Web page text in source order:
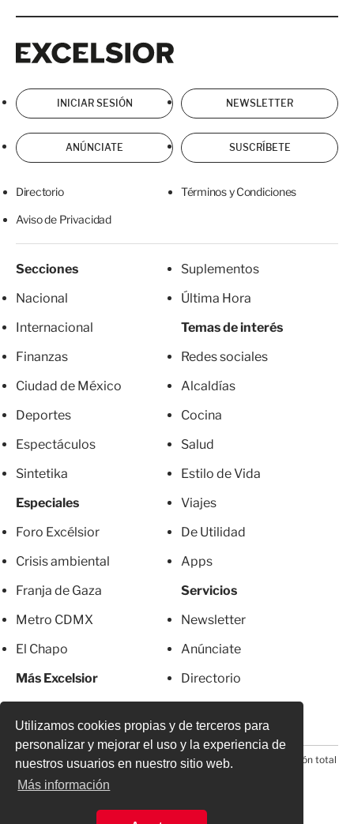
Utilizamos cookies propias y de terceros para
personalizar y mejorar el uso y la experiencia de
nuestros usuarios en nuestro sitio web.
Más información
INICIAR SESIÓN NEWSLETTER
ANÚNCIATE SUSCRÍBETE
Directorio Términos y Condiciones
Aviso de Privacidad
Secciones
Nacional
Internacional
Finanzas
Ciudad de México
Deportes
Espectáculos
Sintetika
Especiales
Foro Excélsior
Crisis ambiental
Franja de Gaza
Metro CDMX
El Chapo
Más Excelsior
Suplementos
Última Hora
Temas de interés
Redes sociales
Alcaldías
Cocina
Salud
Estilo de Vida
Viajes
De Utilidad
Apps
Servicios
Newsletter
Anúnciate
Directorio
© 2026 Todos los derechos reservados. Prohibida la reproducción total
o parcial, incluyendo cualquier medio electrónico*